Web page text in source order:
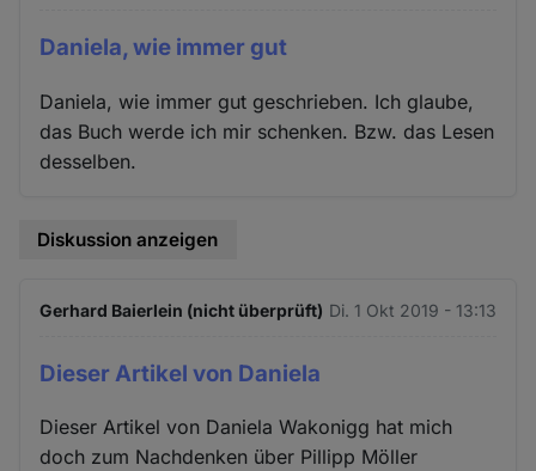
Daniela, wie immer gut
Daniela, wie immer gut geschrieben. Ich glaube,
das Buch werde ich mir schenken. Bzw. das Lesen
desselben.
Diskussion anzeigen
Gerhard Baierlein (nicht überprüft) Di. 1 Okt 2019 - 13:13
Dieser Artikel von Daniela
Dieser Artikel von Daniela Wakonigg hat mich
doch zum Nachdenken über Pillipp Möller